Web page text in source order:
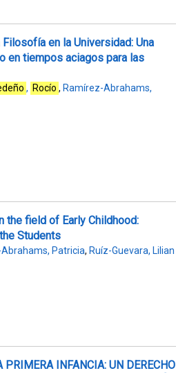
en la Universidad: Una
en tiempos aciagos para las
, Rocío , Ramírez-Abrahams,
the field of Early Childhood:
Students
Patricia, Ruíz-Guevara, Lilian
PRIMERA INFANCIA: UN DERECHO